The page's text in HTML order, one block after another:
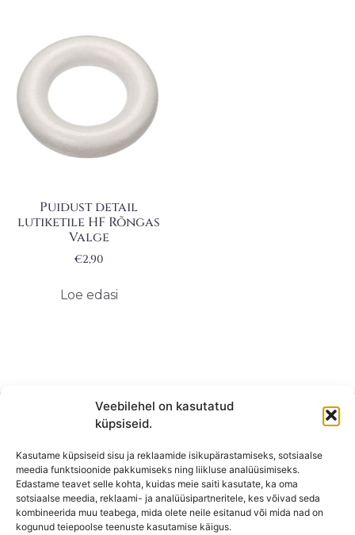
Veebilehel on kasutatud
küpsiseid.
Kasutame küpsiseid sisu ja reklaamide isikupärastamiseks, sotsiaalse
meedia funktsioonide pakkumiseks ning liikluse analüüsimiseks.
Edastame teavet selle kohta, kuidas meie saiti kasutate, ka oma
sotsiaalse meedia, reklaami- ja analüüsipartneritele, kes võivad seda
kombineerida muu teabega, mida olete neile esitanud või mida nad on
kogunud teiepoolse teenuste kasutamise käigus.
Puidust detail
lutiketile HF Rõngas
Valge
€2,90
Loe edasi
KONTAKT